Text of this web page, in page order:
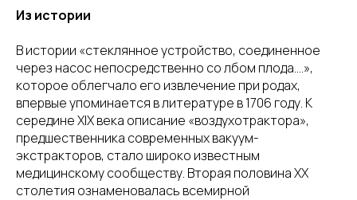
Из истории
В истории «стеклянное устройство, соединенное
через насос непосредственно со лбом плода….»,
которое облегчало его извлечение при родах,
впервые упоминается в литературе в 1706 году. К
середине XIX века описание «воздухотрактора»,
предшественника современных вакуум-
экстракторов, стало широко известным
медицинскому сообществу. Вторая половина XX
столетия ознаменовалась всемирной